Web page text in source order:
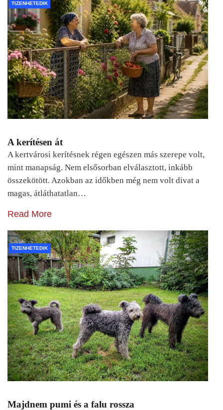
TIZENHETEDIK
A kerítésen át
A kertvárosi kerítésnek régen egészen más szerepe volt,
mint manapság. Nem elsősorban elválasztott, inkább
összekötött. Azokban az időkben még nem volt divat a
magas, átláthatatlan…
Read More
TIZENHETEDIK
Majdnem pumi és a falu rossza